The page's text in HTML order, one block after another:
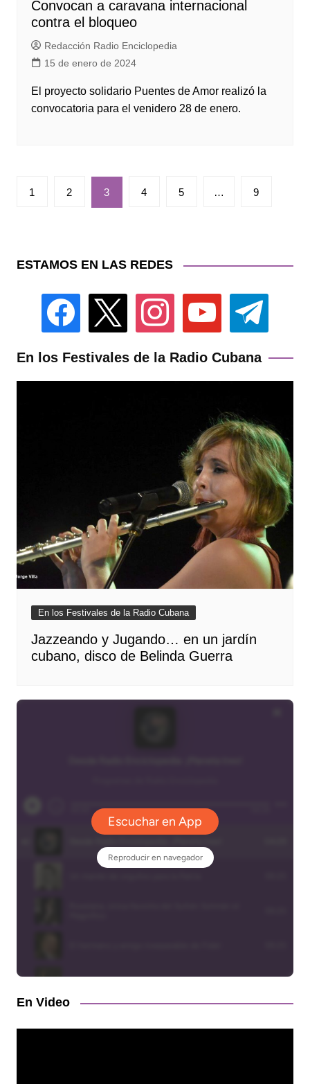
Convocan a caravana internacional
contra el bloqueo
Redacción Radio Enciclopedia
15 de enero de 2024
El proyecto solidario Puentes de Amor realizó la
convocatoria para el venidero 28 de enero.
Paginación
1 2 3 4 5 … 9
ESTAMOS EN LAS REDES
facebook instagram youtube telegram
En los Festivales de la Radio Cubana
En los Festivales de la Radio Cubana
Jazzeando y Jugando… en un jardín
cubano, disco de Belinda Guerra
En Video